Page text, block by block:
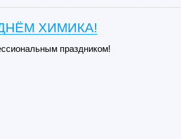
ХИМИКА!
праздником!